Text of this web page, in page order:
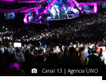
Canal 13 | Agencia UNO